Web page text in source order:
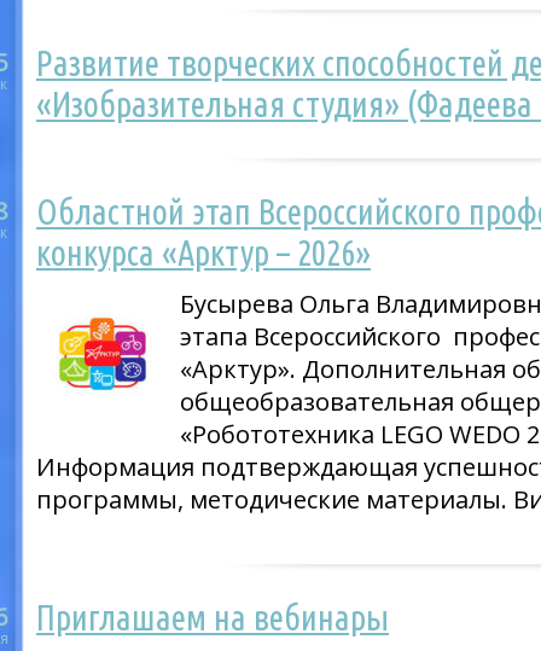
Развитие творческих способностей
«Изобразительная студия»
Областной этап Всероссийского
конкурса «Арктур – 2026»
Бусырева Ольга
этапа Всероссийского
«Арктур». Дополнительная
общеобразовательная
«Робототехника LEGO
Информация подтверждающая
программы, методические материалы.
Приглашаем на вебинары